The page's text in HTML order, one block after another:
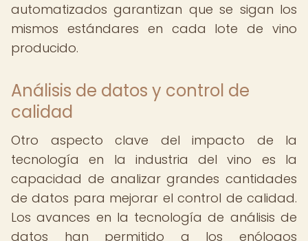
automatizados garantizan que se sigan los
mismos estándares en cada lote de vino
producido.
Análisis de datos y control de
calidad
Otro aspecto clave del impacto de la
tecnología en la industria del vino es la
capacidad de analizar grandes cantidades
de datos para mejorar el control de calidad.
Los avances en la tecnología de análisis de
datos han permitido a los enólogos